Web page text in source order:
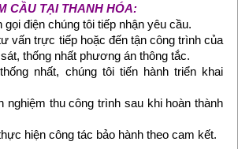
CẦU TẠI THANH HÓA:
điện chúng tôi tiếp nhận yêu cầu.
vấn trực tiếp hoặc đến tận công trình của
thống nhất phương án thông tắc.
nhất, chúng tôi tiến hành triển khai
nghiệm thu công trình sau khi hoàn thành
hiện công tác bảo hành theo cam kết.